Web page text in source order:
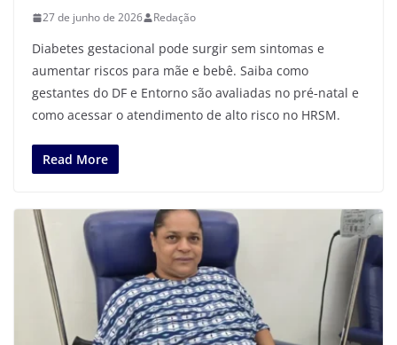
27 de junho de 2026 Redação
Diabetes gestacional pode surgir sem sintomas e
aumentar riscos para mãe e bebê. Saiba como
gestantes do DF e Entorno são avaliadas no pré‑natal e
como acessar o atendimento de alto risco no HRSM.
Read More